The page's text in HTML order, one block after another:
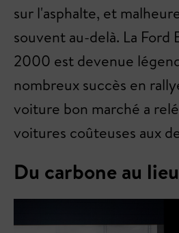
sur l'asphalte, et
souvent au-delà. La Ford
2000 est devenue
nombreux succès en
voiture bon marché a
voitures coûteuses aux
Du carbone au